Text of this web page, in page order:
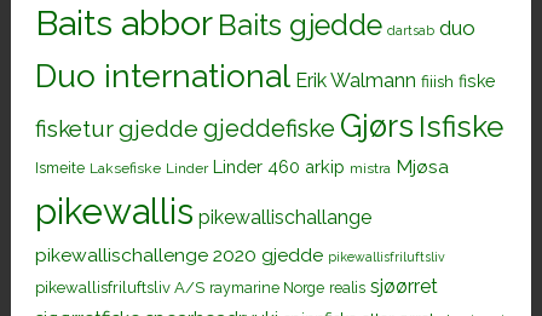
Baits abbor Baits gjedde dartsab duo
Duo international Erik Walmann fiiish fiske
fisketurgjedde gjeddefiske Gjørs Isfiske
Ismeite Laksefiske Linder Linder 460 arkip mistra Mjøsa
pikewallis pikewallischallange
pikewallischallenge 2020 gjedde pikewallisfriluftsliv
pikewallisfriluftsliv A/S raymarine Norge realis sjøørret